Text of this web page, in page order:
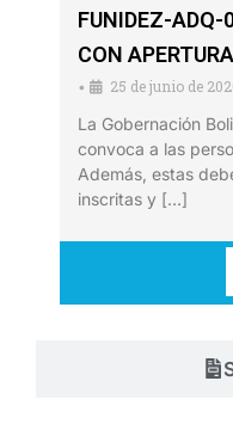
FUNIDEZ-ADQ-
CON
• 25 de junio de
La Gobernación
convoca a las
Además, estas
inscritas y […]